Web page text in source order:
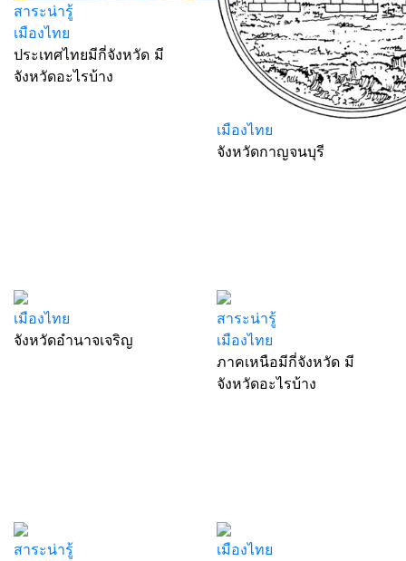
สาระน่ารู้
เมืองไทย
ประเทศไทยมีกี่จังหวัด มี
จังหวัดอะไรบ้าง
เมืองไทย
จังหวัดกาญจนบุรี
เมืองไทย
จังหวัดอำนาจเจริญ
สาระน่ารู้
เมืองไทย
ภาคเหนือมีกี่จังหวัด มี
จังหวัดอะไรบ้าง
สาระน่ารู้
เมืองไทย